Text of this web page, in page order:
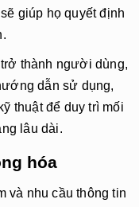
giúp họ quyết định
thành người dùng,
dẫn sử dụng,
thuật để duy trì mối
lâu dài.
hóa
và nhu cầu thông tin